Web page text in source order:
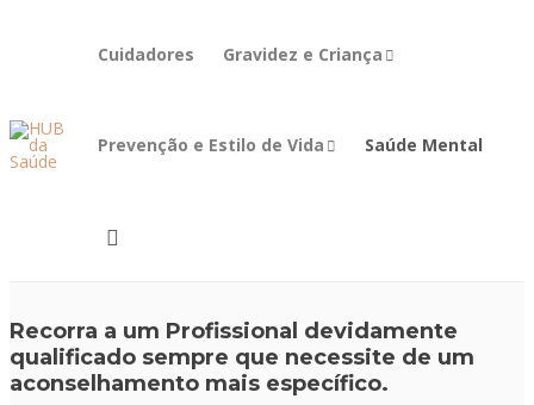
Cuidadores Gravidez e Criança
Prevenção e Estilo de Vida Saúde Mental
Recorra a um Profissional devidamente
qualificado sempre que necessite de um
aconselhamento mais específico.